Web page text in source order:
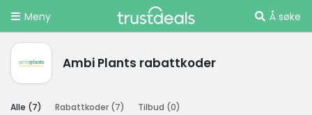
Meny Å søke
Ambi Plants rabattkoder
Alle (7) Rabattkoder (7) Tilbud (0)